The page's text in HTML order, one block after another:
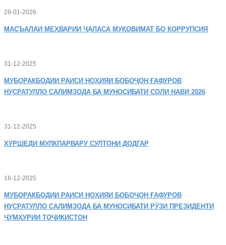
28-01-2026
МАСЪАЛАИ МЕҲВАРИИ ҶАЛАСА МУҚОВИМАТ БО КОРРУПСИЯ
31-12-2025
МУБОРАКБОДИИ РАИСИ НОҲИЯИ БОБОҶОН ҒАФУРОВ
НУСРАТУЛЛО САЛИМЗОДА БА МУНОСИБАТИ СОЛИ НАВИ 2026
31-12-2025
ХУРШЕДИ МУЛКПАРВАРУ СУЛТОНИ ДОДГАР
16-12-2025
МУБОРАКБОДИИ РАИСИ НОҲИЯИ БОБОҶОН ҒАФУРОВ
НУСРАТУЛЛО САЛИМЗОДА БА МУНОСИБАТИ РӮЗИ ПРЕЗИДЕНТИ
ҶУМҲУРИИ ТОҶИКИСТОН